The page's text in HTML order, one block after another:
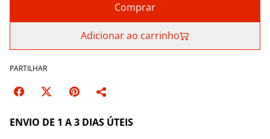
Comprar
Adicionar ao carrinho
PARTILHAR
ENVIO DE 1 A 3 DIAS ÚTEIS